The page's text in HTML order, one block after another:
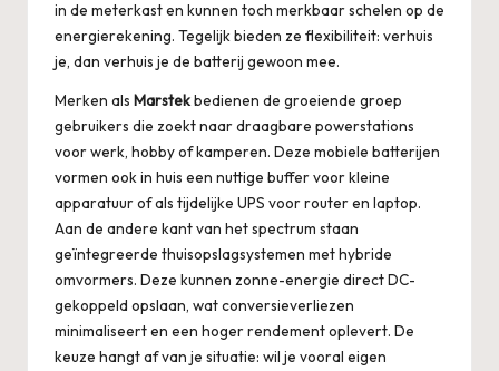
in de meterkast en kunnen toch merkbaar schelen op de
energierekening. Tegelijk bieden ze flexibiliteit: verhuis
je, dan verhuis je de batterij gewoon mee.
Merken als Marstekbedienen de groeiende groep
gebruikers die zoekt naar draagbare powerstations
voor werk, hobby of kamperen. Deze mobiele batterijen
vormen ook in huis een nuttige buffer voor kleine
apparatuur of als tijdelijke UPS voor router en laptop.
Aan de andere kant van het spectrum staan
geïntegreerde thuisopslagsystemen met hybride
omvormers. Deze kunnen zonne-energie direct DC-
gekoppeld opslaan, wat conversieverliezen
minimaliseert en een hoger rendement oplevert. De
keuze hangt af van je situatie: wil je vooral eigen